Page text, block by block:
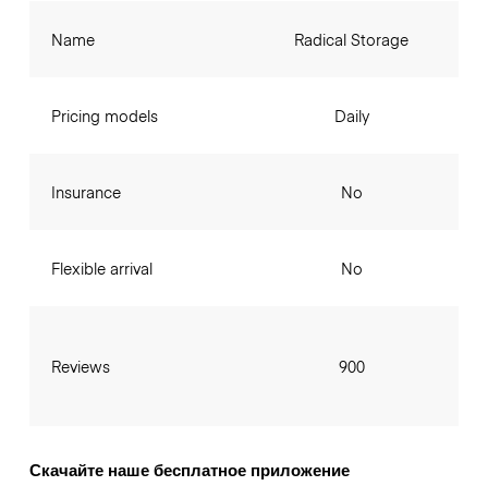
Name
Pricing models
Insurance
Flexible arrival
Reviews
Radical Storage
Daily
No
No
900
Скачайте наше бесплатное приложение